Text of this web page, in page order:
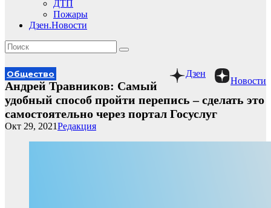
ДТП
Пожары
Дзен.Новости
Новости
Дзен
Общество
Андрей Травников: Самый
удобный способ пройти перепись – сделать это
самостоятельно через портал Госуслуг
Редакция
Окт 29, 2021